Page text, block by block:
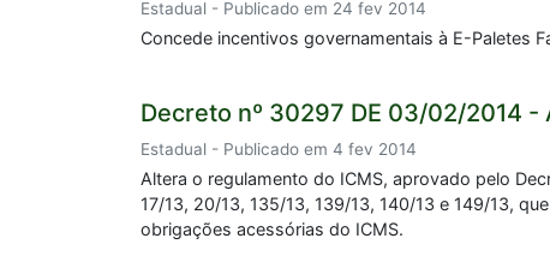
Estadual - Publicado em 24 fev 2014
Concede incentivos governamentais à E-Paletes
Decreto nº 30297 DE 03/02/2014 -
Estadual - Publicado em 4 fev 2014
Altera o regulamento do ICMS, aprovado pelo
17/13, 20/13, 135/13, 139/13, 140/13 e 149/13,
obrigações acessórias do ICMS.